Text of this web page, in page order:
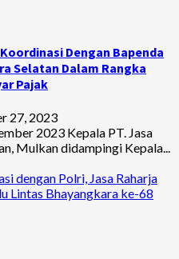
Dengan Bapenda
Selatan Dalam Rangka
Pajak
27, 2023
2023 Kepala PT. Jasa
Mulkan didampingi Kepala...
dengan Polri, Jasa Raharja
Lintas Bhayangkara ke-68